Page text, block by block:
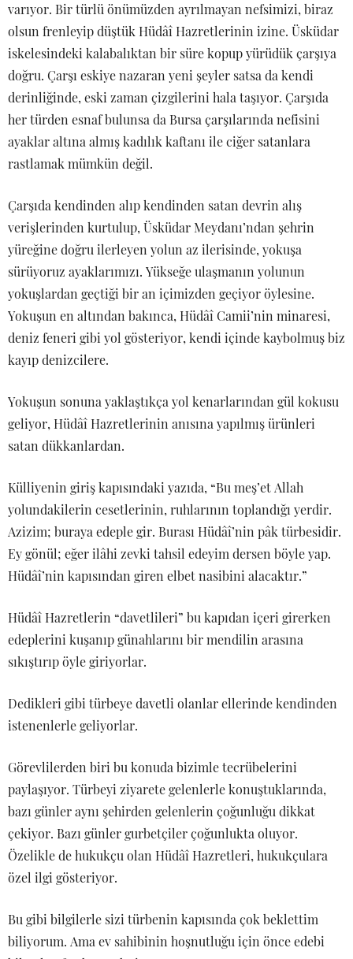
varıyor. Bir türlü önümüzden ayrılmayan nefsimizi, biraz
olsun frenleyip düştük Hüdâî Hazretlerinin izine. Üsküdar
iskelesindeki kalabalıktan bir süre kopup yürüdük çarşıya
doğru. Çarşı eskiye nazaran yeni şeyler satsa da kendi
derinliğinde, eski zaman çizgilerini hala taşıyor. Çarşıda
her türden esnaf bulunsa da Bursa çarşılarında nefisini
ayaklar altına almış kadılık kaftanı ile ciğer satanlara
rastlamak mümkün değil.
Çarşıda kendinden alıp kendinden satan devrin alış
verişlerinden kurtulup, Üsküdar Meydanı’ndan şehrin
yüreğine doğru ilerleyen yolun az ilerisinde, yokuşa
sürüyoruz ayaklarımızı. Yükseğe ulaşmanın yolunun
yokuşlardan geçtiği bir an içimizden geçiyor öylesine.
Yokuşun en altından bakınca, Hüdâî Camii’nin minaresi,
deniz feneri gibi yol gösteriyor, kendi içinde kaybolmuş biz
kayıp denizcilere.
Yokuşun sonuna yaklaştıkça yol kenarlarından gül kokusu
geliyor, Hüdâî Hazretlerinin anısına yapılmış ürünleri
satan dükkanlardan.
Külliyenin giriş kapısındaki yazıda, “Bu meş’et Allah
yolundakilerin cesetlerinin, ruhlarının toplandığı yerdir.
Azizim; buraya edeple gir. Burası Hüdâî’nin pâk türbesidir.
Ey gönül; eğer ilâhi zevki tahsil edeyim dersen böyle yap.
Hüdâî’nin kapısından giren elbet nasibini alacaktır.”
Hüdâî Hazretlerin “davetlileri” bu kapıdan içeri girerken
edeplerini kuşanıp günahlarını bir mendilin arasına
sıkıştırıp öyle giriyorlar.
Dedikleri gibi türbeye davetli olanlar ellerinde kendinden
istenenlerle geliyorlar.
Görevlilerden biri bu konuda bizimle tecrübelerini
paylaşıyor. Türbeyi ziyarete gelenlerle konuştuklarında,
bazı günler aynı şehirden gelenlerin çoğunluğu dikkat
çekiyor. Bazı günler gurbetçiler çoğunlukta oluyor.
Özelikle de hukukçu olan Hüdâî Hazretleri, hukukçulara
özel ilgi gösteriyor.
Bu gibi bilgilerle sizi türbenin kapısında çok beklettim
biliyorum. Ama ev sahibinin hoşnutluğu için önce edebi